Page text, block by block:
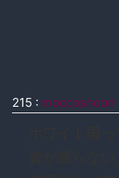
215 : moccosnoon